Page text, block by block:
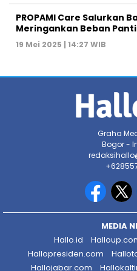
PROPAMI Care Salurkan
Meringankan Beban
19 Mei 2025 | 14:27 WIB
Graha
Bogor -
MEDIA
Hallo.id
Hallopresiden.com
Hallojabar.com